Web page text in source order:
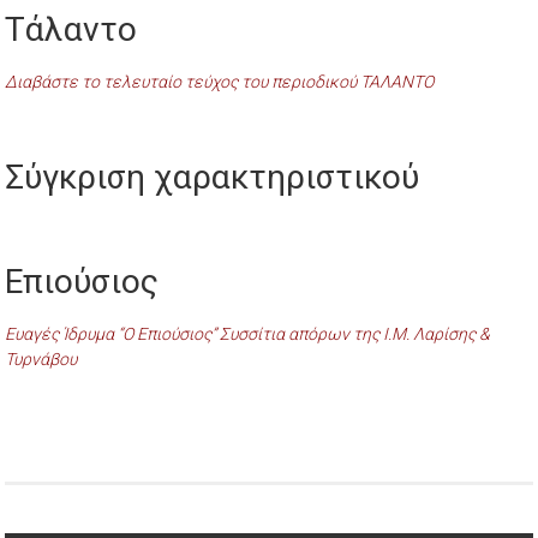
Τάλαντο
Διαβάστε το τελευταίο τεύχος του περιοδικού ΤΑΛΑΝΤΟ
Σύγκριση χαρακτηριστικού
Επιούσιος
Ευαγές Ίδρυμα “Ο Επιούσιος” Συσσίτια απόρων της Ι.Μ. Λαρίσης &
Τυρνάβου